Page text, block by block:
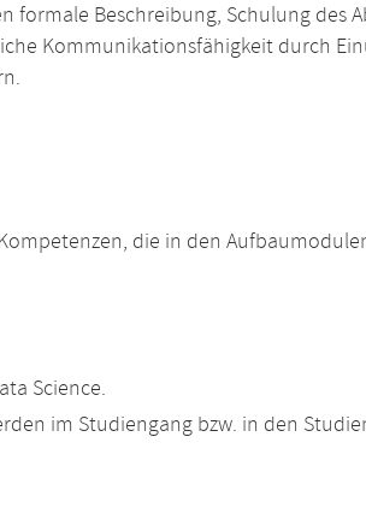
formale Beschreibung, Schulung des
Kommunikationsfähigkeit durch
die in den
Science.
im Studiengang bzw. in den